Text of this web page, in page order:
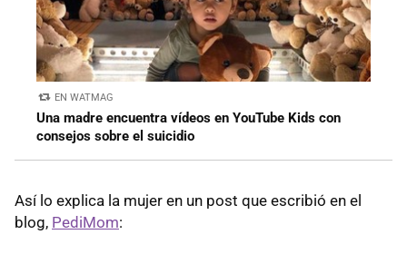
EN WATMAG
Una madre encuentra vídeos en YouTube Kids con
consejos sobre el suicidio
Así lo explica la mujer en un post que escribió en el
blog, PediMom: